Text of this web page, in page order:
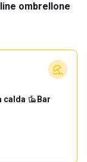
ombrellone
calda· Bar·